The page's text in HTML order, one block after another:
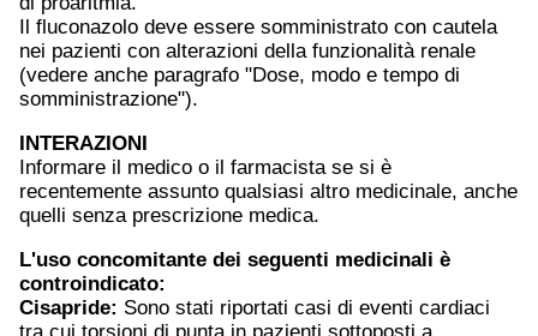
Il fluconazolo deve essere somministrato con cautela
nei pazienti con alterazioni della funzionalità renale
(vedere anche paragrafo "Dose, modo e tempo di
somministrazione").
INTERAZIONI
Informare il medico o il farmacista se si è
recentemente assunto qualsiasi altro medicinale, anche
quelli senza prescrizione medica.
L'uso concomitante dei seguenti medicinali è
controindicato:
Cisapride: Sono stati riportati casi di eventi cardiaci